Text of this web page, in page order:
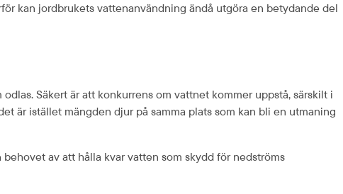
kan jordbrukets vattenanvändning ändå utgöra en betydande del
Säkert är att konkurrens om vattnet kommer uppstå, särskilt i
är istället mängden djur på samma plats som kan bli en utmaning
av att hålla kvar vatten som skydd för nedströms